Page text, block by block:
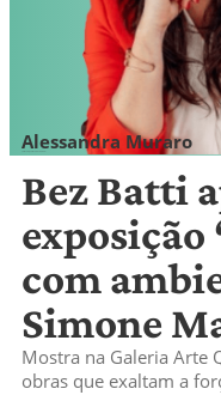
Alessandra Muraro
Bez Batti
com
Simone
Mostra na Galeria Arte
obras que exaltam a